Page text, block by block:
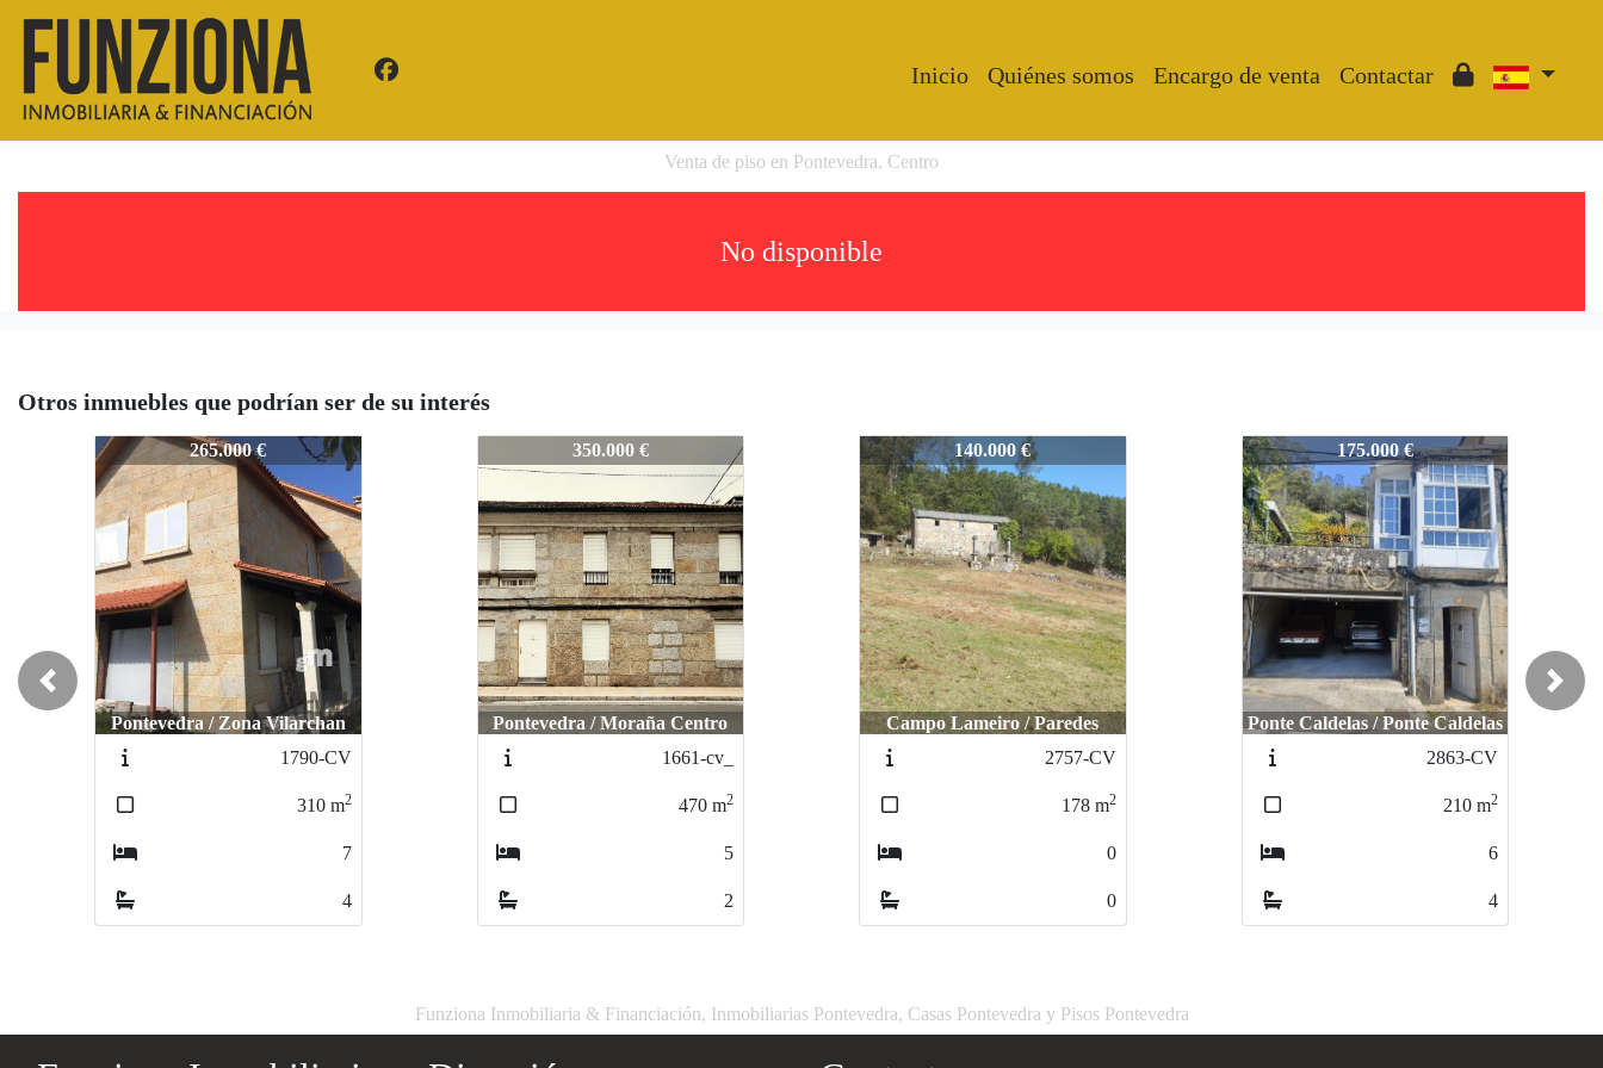
Inicio Quiénes somos Encargo de venta Contactar
Venta de piso en Pontevedra, Centro
No disponible
Otros inmuebles que podrían ser de su interés
2926-PV 265.000 €
Pontevedra / Zona Vilarchan
1790-CV
310 m2
7
4
350.000 €
Pontevedra / Moraña Centro
1661-cv_
470 m2
5
2
2926-PV 140.000 €
Campo Lameiro / Paredes
2757-CV
178 m2
0
0
2926-PV 175.000 €
Ponte Caldelas / Ponte Caldelas
2863-CV
210 m2
6
4
Previous Next
Funziona Inmobiliaria & Financiación, Inmobiliarias Pontevedra, Casas Pontevedra y Pisos Pontevedra